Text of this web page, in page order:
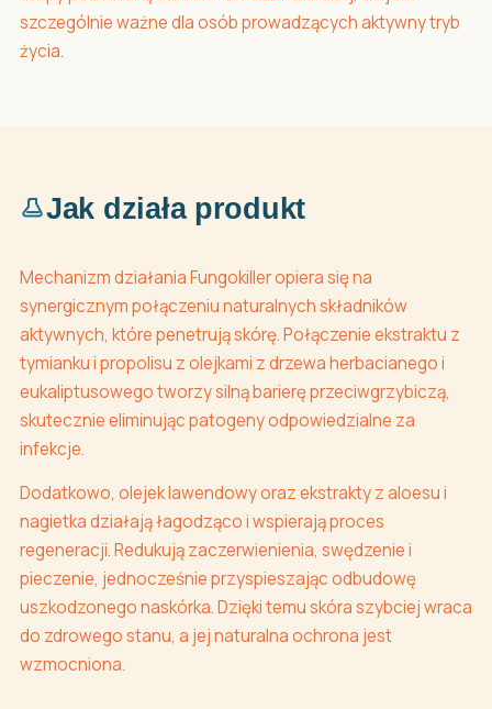
szczególnie ważne dla osób prowadzących aktywny tryb
życia.
Jak działa produkt
Mechanizm działania Fungokiller opiera się na
synergicznym połączeniu naturalnych składników
aktywnych, które penetrują skórę. Połączenie ekstraktu z
tymianku i propolisu z olejkami z drzewa herbacianego i
eukaliptusowego tworzy silną barierę przeciwgrzybiczą,
skutecznie eliminując patogeny odpowiedzialne za
infekcje.
Dodatkowo, olejek lawendowy oraz ekstrakty z aloesu i
nagietka działają łagodząco i wspierają proces
regeneracji. Redukują zaczerwienienia, swędzenie i
pieczenie, jednocześnie przyspieszając odbudowę
uszkodzonego naskórka. Dzięki temu skóra szybciej wraca
do zdrowego stanu, a jej naturalna ochrona jest
wzmocniona.